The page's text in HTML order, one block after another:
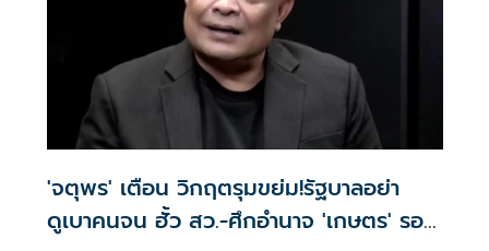
'จตุพร' เตือน วิกฤตรุมขย่ม!รัฐบาลอย่า
ดูเบาคนจน ฮั้ว สว.-ศึกอำนาจ 'เกษตร' รอ